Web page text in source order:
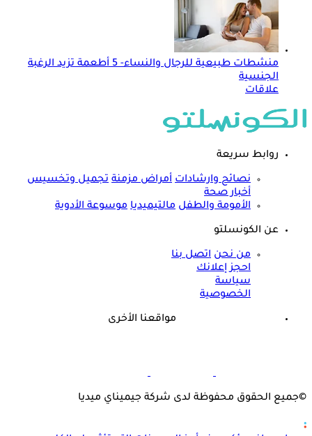
منشطات طبيعية للرجال والنساء- 5 أطعمة تزيد الرغبة
الجنسية
علاقات
روابط سريعة
نصائح وارشادات أمراض مزمنة تجميل وتخسيس
أخبار صحة
الأمومة والطفل مالتيميديا موسوعة الأدوية
عن الكونسلتو
من نحن اتصل بنا
احجز إعلانك
سياسة
الخصوصية
مواقعنا الأخرى
©جميع الحقوق محفوظة لدى شركة جيميناي ميديا